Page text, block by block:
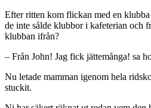
Efter ritten kom flickan med en
de inte sålde klubbor i kafeterian och
klubban ifrån?
– Från John! Jag fick jättemånga! sa
Nu letade mamman igenom hela
stuckit.